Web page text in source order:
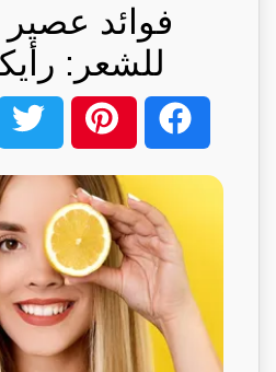
فوائد عصير
للشعر: